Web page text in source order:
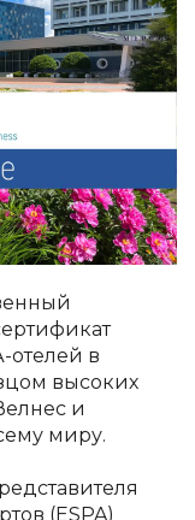
отелей в
высоких
и
миру.
(ESPA)